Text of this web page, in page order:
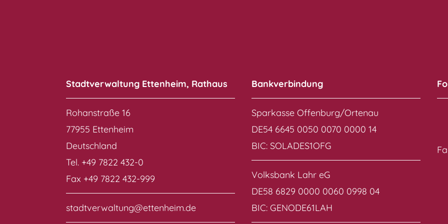
Stadtverwaltung Ettenheim, Rathaus
Rohanstraße 16
77955 Ettenheim
Deutschland
Tel. +49 7822 432-0
Fax +49 7822 432-999
stadtverwaltung@ettenheim.de
Bankverbindung
Sparkasse Offenburg/Ortenau
DE54 6645 0050 0070 0000 14
BIC: SOLADES1OFG
Volksbank Lahr eG
DE58 6829 0000 0060 0998 04
BIC: GENODE61LAH